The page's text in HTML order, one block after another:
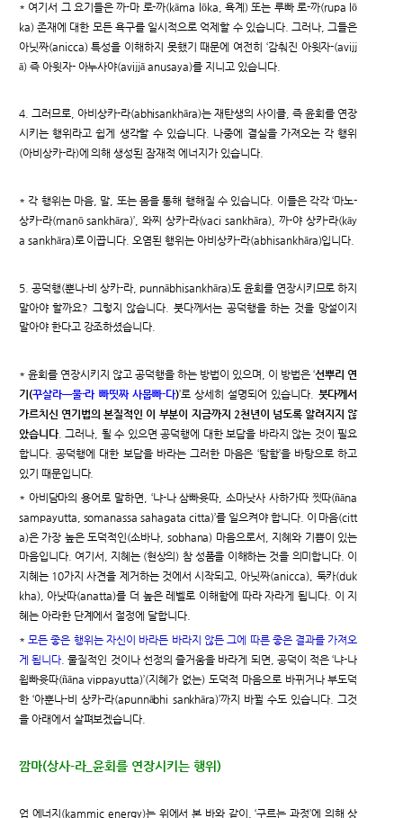
* 여기서 그 요기들은 까-마 로-까(kāma lōka, 욕계) 또는 루빠 로-까(rupa lō
ka) 존재에 대한 모든 욕구를 일시적으로 억제할 수 있습니다. 그러나, 그들은
아닛짜(anicca) 특성을 이해하지 못했기 때문에 여전히 ‘감춰진 아윗자-(avijj
ā) 즉 아윗자- 아누사야(avijjā anusaya)를 지니고 있습니다.
4. 그러므로, 아비상카-라(abhisankhāra)는 재탄생의 사이클, 즉 윤회를 연장
시키는 행위라고 쉽게 생각할 수 있습니다. 나중에 결실을 가져오는 각 행위
(아비상카-라)에 의해 생성된 잠재적 에너지가 있습니다.
* 각 행위는 마음, 말, 또는 몸을 통해 행해질 수 있습니다. 이들은 각각 ‘마노-
상카-라(manō sankhāra)’, 와찌 상카-라(vaci sankhāra), 까-야 상카-라(kāy
a sankhāra)로 이끕니다. 오염된 행위는 아비상카-라(abhisankhāra)입니다.
5. 공덕행(뿐나-비 상카-라, punnābhisankhāra)도 윤회를 연장시키므로 하지
말아야 할까요? 그렇지 않습니다. 붓다께서는 공덕행을 하는 것을 망설이지
말아야 한다고 강조하셨습니다.
* 윤회를 연장시키지 않고 공덕행을 하는 방법이 있으며, 이 방법은 ‘선뿌리 연
기(꾸살라ㅡ물-라 빠띳짜 사뭅빠-다)’로 상세히 설명되어 있습니다. 붓다께서
가르치신 연기법의 본질적인 이 부분이 지금까지 2천년이 넘도록 알려지지 않
았습니다. 그러나, 될 수 있으면 공덕행에 대한 보답을 바라지 않는 것이 필요
합니다. 공덕행에 대한 보답을 바라는 그러한 마음은 ‘탐함’을 바탕으로 하고
있기 때문입니다.
* 아비담마의 용어로 말하면, ‘냐-나 삼빠윳따, 소마낫사 사하가따 찟따(ñāna
sampayutta, somanassa sahagata citta)’를 일으켜야 합니다. 이 마음(citt
a)은 가장 높은 도덕적인(소바나, sobhana) 마음으로서, 지혜와 기쁨이 있는
마음입니다. 여기서, 지혜는 (현상의) 참 성품을 이해하는 것을 의미합니다. 이
지혜는 10가지 사견을 제거하는 것에서 시작되고, 아닛짜(anicca), 둑카(duk
kha), 아낫따(anatta)를 더 높은 레벨로 이해함에 따라 자라게 됩니다. 이 지
혜는 아라한 단계에서 절정에 달합니다.
*모든 좋은 행위는 자신이 바라든 바라지 않든 그에 따른 좋은 결과를 가져오
게 됩니다 . 물질적인 것이나 선정의 즐거움을 바라게 되면, 공덕이 적은 ‘냐-나
윕빠윳따(ñāna vippayutta)’(지혜가 없는) 도덕적 마음으로 바뀌거나 부도덕
한 ‘아뿐나-비 상카-라(apunnābhi sankhāra)’까지 바뀔 수도 있습니다. 그것
을 아래에서 살펴보겠습니다.
깜마(상사-라_윤회를 연장시키는 행위)
업 에너지(kammic energy)는 위에서 본 바와 같이, ‘구르는 과정’에 의해 상